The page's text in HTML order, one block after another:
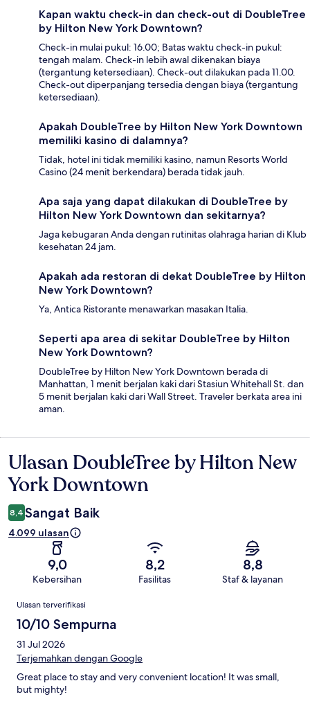
Kapan waktu check-in dan check-out di DoubleTree
by Hilton New York Downtown?
Check-in mulai pukul: 16.00; Batas waktu check-in pukul:
tengah malam. Check-in lebih awal dikenakan biaya
(tergantung ketersediaan). Check-out dilakukan pada 11.00.
Check-out diperpanjang tersedia dengan biaya (tergantung
ketersediaan).
Apakah DoubleTree by Hilton New York Downtown
memiliki kasino di dalamnya?
Tidak, hotel ini tidak memiliki kasino, namun Resorts World
Casino (24 menit berkendara) berada tidak jauh.
Apa saja yang dapat dilakukan di DoubleTree by
Hilton New York Downtown dan sekitarnya?
Jaga kebugaran Anda dengan rutinitas olahraga harian di Klub
kesehatan 24 jam.
Apakah ada restoran di dekat DoubleTree by Hilton
New York Downtown?
Ya, Antica Ristorante menawarkan masakan Italia.
Seperti apa area di sekitar DoubleTree by Hilton
New York Downtown?
DoubleTree by Hilton New York Downtown berada di
Manhattan, 1 menit berjalan kaki dari Stasiun Whitehall St. dan
5 menit berjalan kaki dari Wall Street. Traveler berkata area ini
aman.
Ulasan
Ulasan DoubleTree by Hilton New
York Downtown
8,4 Sangat Baik
4.099 ulasan
9,0
Kebersihan
8,2
Fasilitas
8,8
Staf & layanan
Ulasan
Ulasan terverifikasi
10/10 Sempurna
31 Jul 2026
Terjemahkan dengan Google
Great place to stay and very convenient location! It was small,
but mighty!